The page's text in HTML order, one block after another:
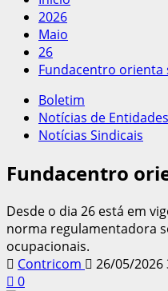
2026
Maio
26
Fundacentro orienta
Boletim
Notícias de Entidades
Notícias Sindicais
Fundacentro
Desde o dia 26 está em
norma regulamentadora
ocupacionais.
Contricom
26/05/2026
0